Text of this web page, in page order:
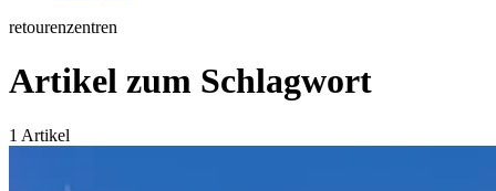
retourenzentren
Artikel zum Schlagwort
1 Artikel